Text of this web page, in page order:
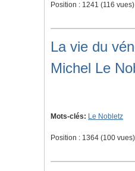
Position : 1241 (116 vues)
La vie du
Michel Le
Mots-clés: Le Nobletz
Position : 1364 (100 vues)